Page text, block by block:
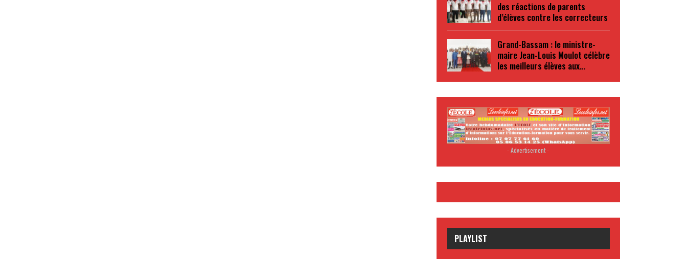
des réactions de parents
d’élèves contre les correcteurs
Grand-Bassam : le ministre-
maire Jean-Louis Moulot célèbre
les meilleurs élèves aux…
- Advertisement -
PLAYLIST